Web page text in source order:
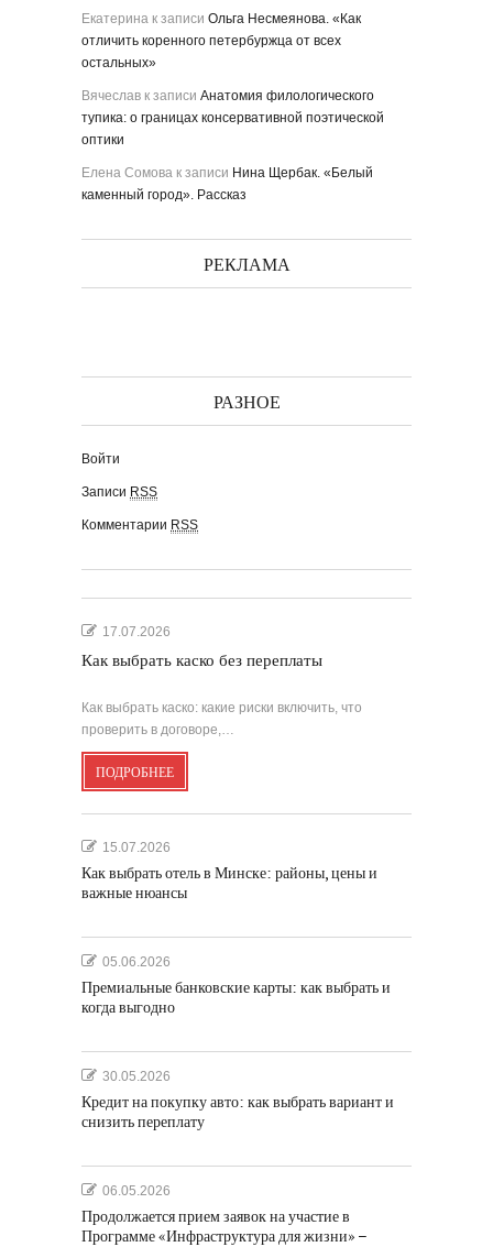
Екатерина к записи Ольга Несмеянова. «Как
отличить коренного петербуржца от всех
остальных»
Вячеслав к записи Анатомия филологического
тупика: о границах консервативной поэтической
оптики
Елена Сомова к записи Нина Щербак. «Белый
каменный город». Рассказ
РЕКЛАМА
РАЗНОЕ
Войти
Записи RSS
Комментарии RSS
17.07.2026
Как выбрать каско без переплаты
Как выбрать каско: какие риски включить, что
проверить в договоре,…
ПОДРОБНЕЕ
15.07.2026
Как выбрать отель в Минске: районы, цены и
важные нюансы
05.06.2026
Премиальные банковские карты: как выбрать и
когда выгодно
30.05.2026
Кредит на покупку авто: как выбрать вариант и
снизить переплату
06.05.2026
Продолжается прием заявок на участие в
Программе «Инфраструктура для жизни» –